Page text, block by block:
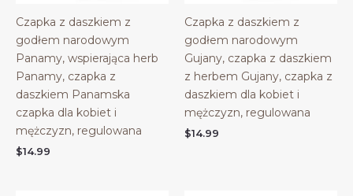
Czapka z daszkiem z
godłem narodowym
Panamy, wspierająca herb
Panamy, czapka z
daszkiem Panamska
czapka dla kobiet i
mężczyzn, regulowana
$14.99
Czapka z daszkiem z
godłem narodowym
Gujany, czapka z daszkiem
z herbem Gujany, czapka z
daszkiem dla kobiet i
mężczyzn, regulowana
$14.99